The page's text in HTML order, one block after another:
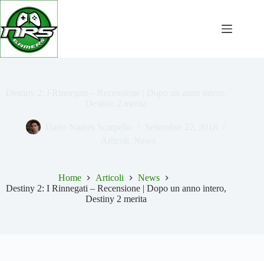
Salta
contenuto
Home Articoli
News
Destiny 2: I Rinnegati – Recensione | Dopo un anno intero,
Destiny 2 merita